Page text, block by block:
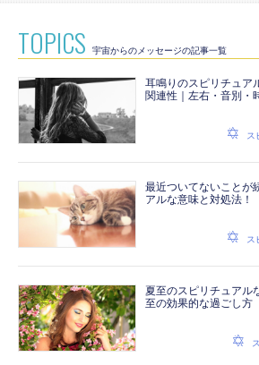
TOPICS 宇宙からのメッセージの記事一覧
耳鳴りのスピリチュア
関連性｜左右・音別・
ス
最近ついてないことが
アルな意味と対処法！
ス
夏至のスピリチュアル
至の効果的な過ごし方